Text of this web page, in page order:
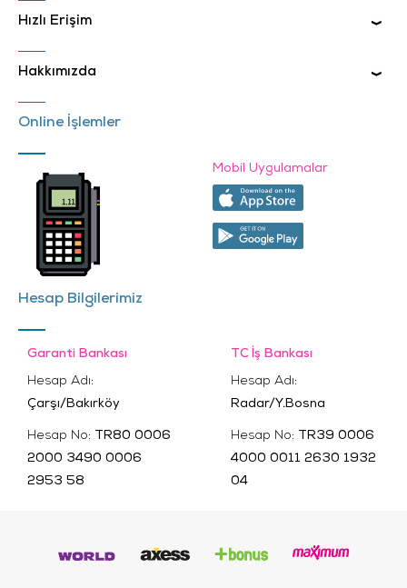
Hızlı Erişim
Hakkımızda
Online İşlemler
Mobil Uygulamalar
Hesap Bilgilerimiz
Garanti Bankası
Hesap Adı:
Çarşı/Bakırköy
Hesap No: TR80 0006
2000 3490 0006
2953 58
TC İş Bankası
Hesap Adı:
Radar/Y.Bosna
Hesap No: TR39 0006
4000 0011 2630 1932
04